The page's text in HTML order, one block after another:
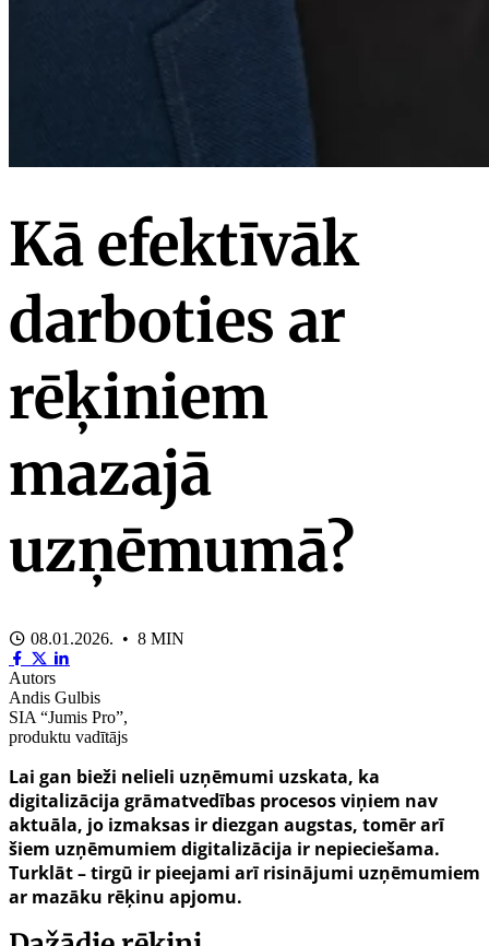
Kā efektīvāk
darboties ar
rēķiniem
mazajā
uzņēmumā?
08.01.2026. • 8 MIN
Autors
Andis Gulbis
SIA “Jumis Pro”,
produktu vadītājs
Lai gan bieži nelieli uzņēmumi uzskata, ka
digitalizācija grāmatvedības procesos viņiem nav
aktuāla, jo izmaksas ir diezgan augstas, tomēr arī
šiem uzņēmumiem digitalizācija ir nepieciešama.
Turklāt – tirgū ir pieejami arī risinājumi uzņēmumiem
ar mazāku rēķinu apjomu.